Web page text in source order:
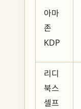
아마
존
KDP
리디
북스
셀프